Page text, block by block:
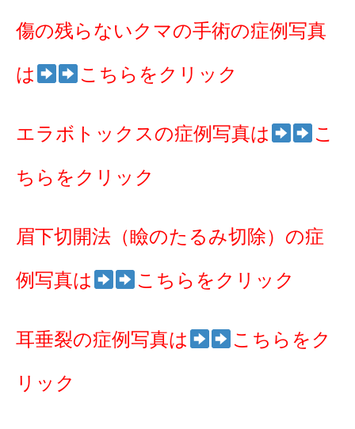
傷の残らないクマの手術の症例写真
は こちらをクリック
エラボトックスの症例写真は こ
ちらをクリック
眉下切開法（瞼のたるみ切除）の症
例写真は こちらをクリック
耳垂裂の症例写真は こちらをク
リック